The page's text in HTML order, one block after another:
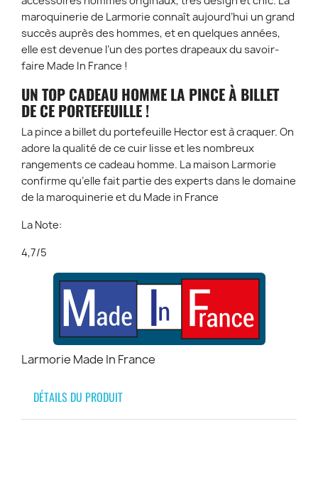
maroquinerie de Larmorie connaît aujourd’hui un grand
succès auprès des hommes, et en quelques années,
elle est devenue l’un des portes drapeaux du savoir-
faire Made In France !
UN TOP CADEAU HOMME LA PINCE À BILLET
DE CE PORTEFEUILLE !
La pince a billet du portefeuille Hector est à craquer. On
adore la qualité de ce cuir lisse et les nombreux
rangements ce cadeau homme. La maison Larmorie
confirme qu’elle fait partie des experts dans le domaine
de la maroquinerie et du Made in France
La Note:
4,7/5
Larmorie Made In France
DÉTAILS DU PRODUIT